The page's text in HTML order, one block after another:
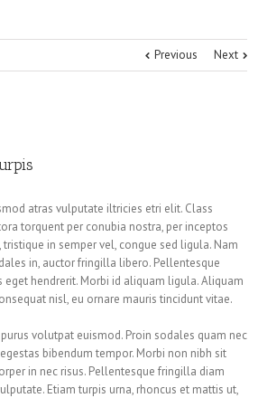
Previous Next
atras vulputate iltricies etri elit. Class
torquent per conubia nostra, per inceptos
in semper vel, congue sed ligula. Nam
in, auctor fringilla libero. Pellentesque
hendrerit. Morbi id aliquam ligula. Aliquam
nisl, eu ornare mauris tincidunt vitae.
volutpat euismod. Proin sodales quam nec
bibendum tempor. Morbi non nibh sit
in nec risus. Pellentesque fringilla diam
Etiam turpis urna, rhoncus et mattis ut,